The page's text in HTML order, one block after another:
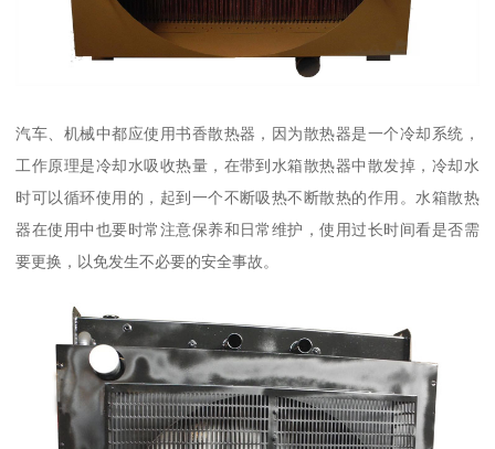
汽车、机械中都应使用书香散热器，因为散热器是一个冷却系统，
工作原理是冷却水吸收热量，在带到水箱散热器中散发掉，冷却水
时可以循环使用的，起到一个不断吸热不断散热的作用。水箱散热
器在使用中也要时常注意保养和日常维护，使用过长时间看是否需
要更换，以免发生不必要的安全事故。